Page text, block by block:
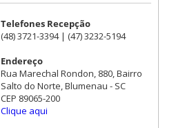
Telefones Recepção
(48) 3721-3394 | (47) 3232-5194
Endereço
Rua Marechal Rondon, 880, Bairro
Salto do Norte, Blumenau - SC
CEP 89065-200
Clique aqui